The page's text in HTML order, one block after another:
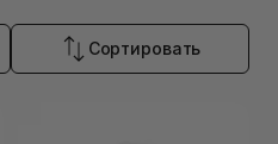
Сортировать